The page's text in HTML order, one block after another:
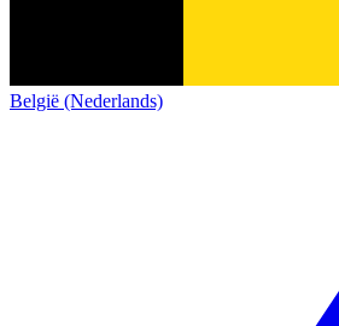
België (Nederlands)